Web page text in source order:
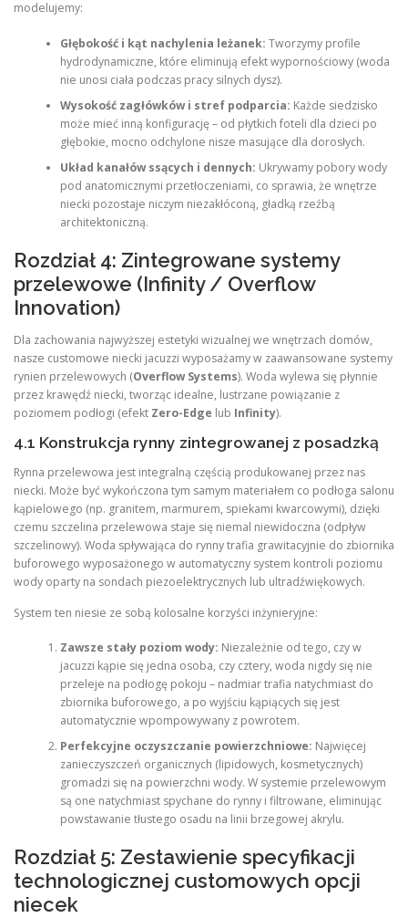
modelujemy:
Głębokość i kąt nachylenia leżanek: Tworzymy profile
hydrodynamiczne, które eliminują efekt wypornościowy (woda
nie unosi ciała podczas pracy silnych dysz).
Wysokość zagłówków i stref podparcia: Każde siedzisko
może mieć inną konfigurację – od płytkich foteli dla dzieci po
głębokie, mocno odchylone nisze masujące dla dorosłych.
Układ kanałów ssących i dennych: Ukrywamy pobory wody
pod anatomicznymi przetłoczeniami, co sprawia, że wnętrze
niecki pozostaje niczym niezakłóconą, gładką rzeźbą
architektoniczną.
Rozdział 4: Zintegrowane systemy
przelewowe (Infinity / Overflow
Innovation)
Dla zachowania najwyższej estetyki wizualnej we wnętrzach domów,
nasze customowe niecki jacuzzi wyposażamy w zaawansowane systemy
rynien przelewowych (Overflow Systems). Woda wylewa się płynnie
przez krawędź niecki, tworząc idealne, lustrzane powiązanie z
poziomem podłogi (efekt Zero-Edge lub Infinity).
4.1 Konstrukcja rynny zintegrowanej z posadzką
Rynna przelewowa jest integralną częścią produkowanej przez nas
niecki. Może być wykończona tym samym materiałem co podłoga salonu
kąpielowego (np. granitem, marmurem, spiekami kwarcowymi), dzięki
czemu szczelina przelewowa staje się niemal niewidoczna (odpływ
szczelinowy). Woda spływająca do rynny trafia grawitacyjnie do zbiornika
buforowego wyposażonego w automatyczny system kontroli poziomu
wody oparty na sondach piezoelektrycznych lub ultradźwiękowych.
System ten niesie ze sobą kolosalne korzyści inżynieryjne:
Zawsze stały poziom wody: Niezależnie od tego, czy w
jacuzzi kąpie się jedna osoba, czy cztery, woda nigdy się nie
przeleje na podłogę pokoju – nadmiar trafia natychmiast do
zbiornika buforowego, a po wyjściu kąpiących się jest
automatycznie wpompowywany z powrotem.
Perfekcyjne oczyszczanie powierzchniowe: Najwięcej
zanieczyszczeń organicznych (lipidowych, kosmetycznych)
gromadzi się na powierzchni wody. W systemie przelewowym
są one natychmiast spychane do rynny i filtrowane, eliminując
powstawanie tłustego osadu na linii brzegowej akrylu.
Rozdział 5: Zestawienie specyfikacji
technologicznej customowych opcji
niecek